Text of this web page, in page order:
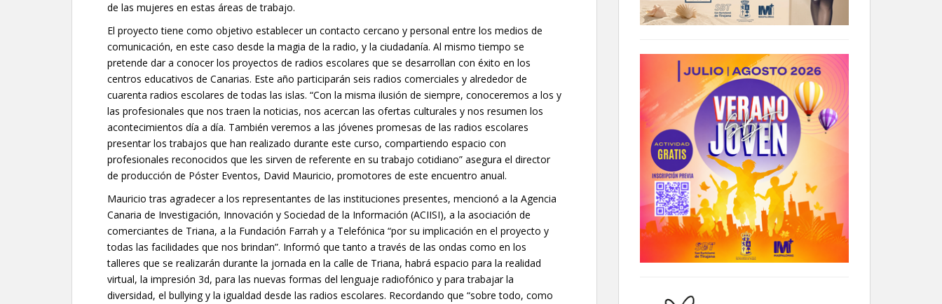
de las mujeres en estas áreas de trabajo.
El proyecto tiene como objetivo establecer un contacto cercano y personal entre los medios de
comunicación, en este caso desde la magia de la radio, y la ciudadanía. Al mismo tiempo se
pretende dar a conocer los proyectos de radios escolares que se desarrollan con éxito en los
centros educativos de Canarias. Este año participarán seis radios comerciales y alrededor de
cuarenta radios escolares de todas las islas. “Con la misma ilusión de siempre, conoceremos a los y
las profesionales que nos traen la noticias, nos acercan las ofertas culturales y nos resumen los
acontecimientos día a día. También veremos a las jóvenes promesas de las radios escolares
presentar los trabajos que han realizado durante este curso, compartiendo espacio con
profesionales reconocidos que les sirven de referente en su trabajo cotidiano” asegura el director
de producción de Póster Eventos, David Mauricio, promotores de este encuentro anual.
Mauricio tras agradecer a los representantes de las instituciones presentes, mencionó a la Agencia
Canaria de Investigación, Innovación y Sociedad de la Información (ACIISI), a la asociación de
comerciantes de Triana, a la Fundación Farrah y a Telefónica “por su implicación en el proyecto y
todas las facilidades que nos brindan”. Informó que tanto a través de las ondas como en los
talleres que se realizarán durante la jornada en la calle de Triana, habrá espacio para la realidad
virtual, la impresión 3d, para las nuevas formas del lenguaje radiofónico y para trabajar la
diversidad, el bullying y la igualdad desde las radios escolares. Recordando que “sobre todo, como